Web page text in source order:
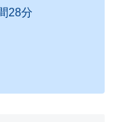
28分